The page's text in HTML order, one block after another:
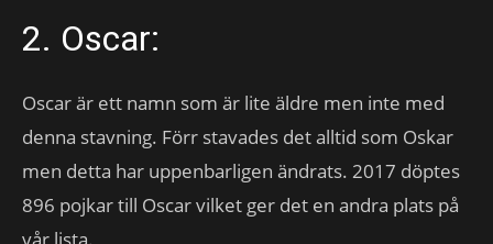
2. Oscar:
Oscar är ett namn som är lite äldre men inte med
denna stavning. Förr stavades det alltid som Oskar
men detta har uppenbarligen ändrats. 2017 döptes
896 pojkar till Oscar vilket ger det en andra plats på